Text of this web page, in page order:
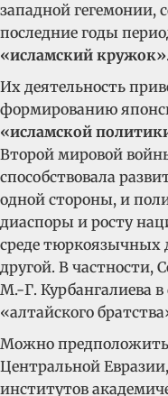
западной гегемонии,
последние годы
«исламский кружок».
Их деятельность
формированию
«исламской
Второй мировой
способствовала
одной стороны, и
диаспоры и росту
среде тюркоязычных
другой. В частности,
М.-Г. Курбангалиева
«алтайского
Можно
Центральной
институтов